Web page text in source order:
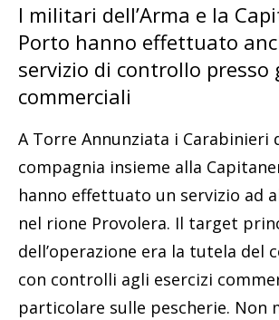
I militari dell’Arma e la
Porto hanno effettuato
servizio di controllo presso
commerciali
A Torre Annunziata i Carabinieri
compagnia insieme alla
hanno effettuato un servizio ad
nel rione Provolera. Il target
dell’operazione era la tutela del
con controlli agli esercizi
particolare sulle pescherie. Non